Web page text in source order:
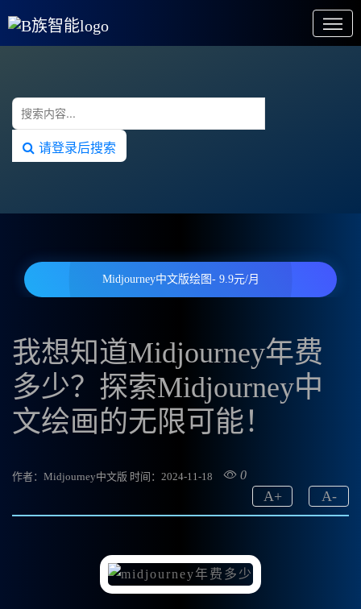
请登录后搜索
Midjourney中文版绘图- 9.9元/月
我想知道Midjourney年费
多少？探索Midjourney中
文绘画的无限可能！
作者：Midjourney中文版 时间：2024-11-18 0
A-
A+